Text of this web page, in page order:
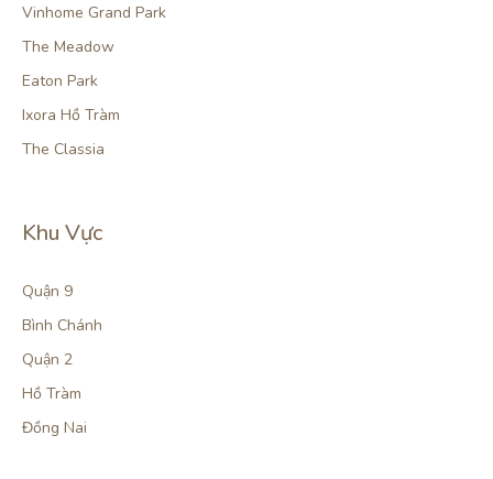
Vinhome Grand Park
The Meadow
Eaton Park
Ixora Hồ Tràm
The Classia
Khu Vực
Quận 9
Bình Chánh
Quận 2
Hồ Tràm
Đồng Nai